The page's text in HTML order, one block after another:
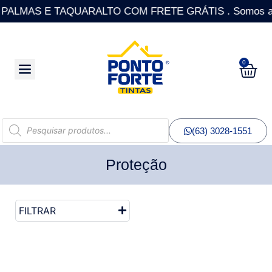
E TAQUARALTO COM FRETE GRÁTIS .
0
(63) 3028-1551
Proteção
FILTRAR